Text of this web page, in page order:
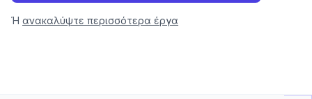
Ή ανακαλύψτε περισσότερα έργα